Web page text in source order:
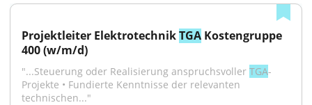
Projektleiter Elektrotechnik TGA Kostengruppe
400 (w/m/d)
"...Steuerung oder Realisierung anspruchsvoller TGA-
Projekte • Fundierte Kenntnisse der relevanten
technischen..."